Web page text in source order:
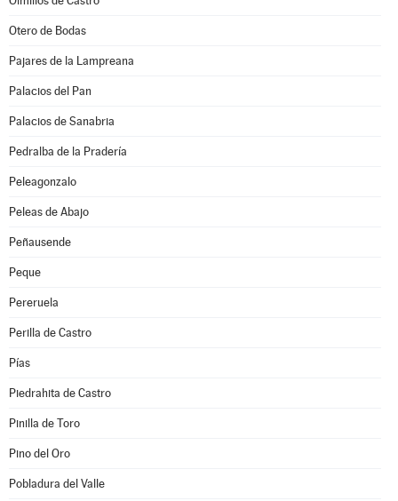
Otero de Bodas
Pajares de la Lampreana
Palacios del Pan
Palacios de Sanabria
Pedralba de la Pradería
Peleagonzalo
Peleas de Abajo
Peñausende
Peque
Pereruela
Perilla de Castro
Pías
Piedrahita de Castro
Pinilla de Toro
Pino del Oro
Pobladura del Valle